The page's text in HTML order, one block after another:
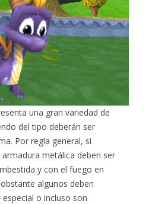
una gran variedad de
del tipo deberán ser
Por regla general, si
metálica deben ser
y con el fuego en
algunos deben
o incluso son